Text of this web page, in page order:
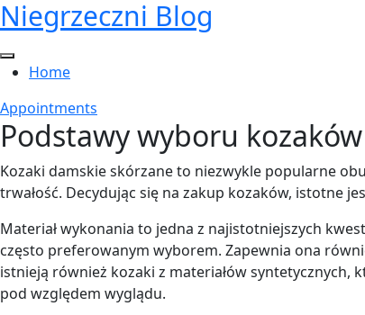
Skip
to
content
Niegrzeczni Blog
Home
Appointments
Podstawy wyboru
Kozaki damskie skórzane to niezwykle popularne
trwałość. Decydując się na zakup kozaków, istotne
Materiał wykonania to jedna z najistotniejszych
często preferowanym wyborem. Zapewnia ona
istnieją również kozaki z materiałów
pod względem wyglądu.